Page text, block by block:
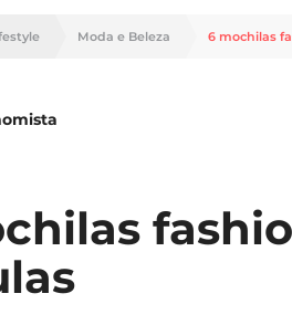
Moda e Beleza 6 mochilas